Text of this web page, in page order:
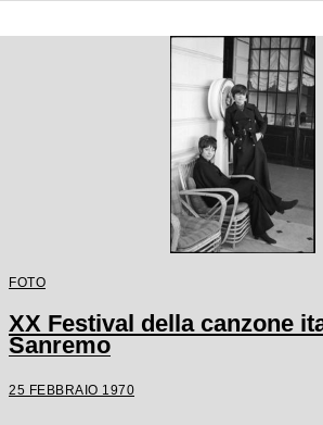
FOTO
XX Festival della canzone
Sanremo
25 FEBBRAIO 1970